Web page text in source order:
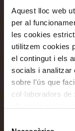
Aquest lloc web
per al
les cookies
utilitzem cookies
el contingut i els
socials i analitzar
sobre l'ús que
col·laboradors